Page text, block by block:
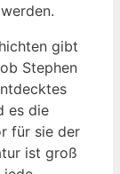
gibt
Stephen‍
es die
für sie der
ist groß